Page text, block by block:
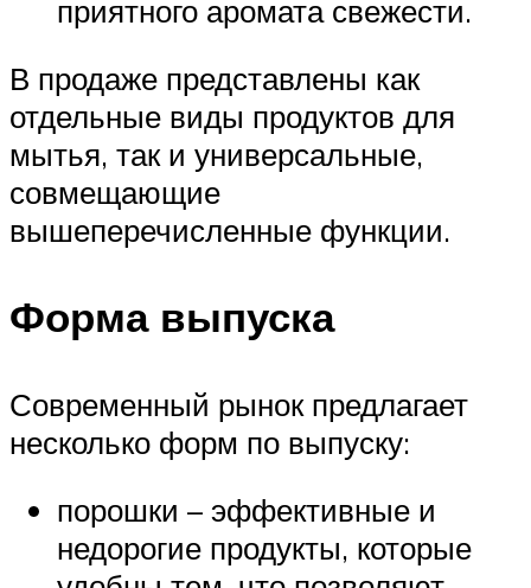
приятного аромата свежести.
В продаже представлены как
отдельные виды продуктов для
мытья, так и универсальные,
совмещающие
вышеперечисленные функции.
Форма выпуска
Современный рынок предлагает
несколько форм по выпуску:
порошки – эффективные и
недорогие продукты, которые